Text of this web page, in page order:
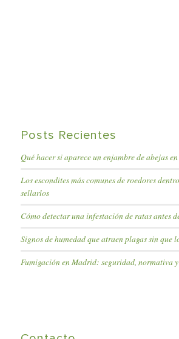
Posts Recientes
Qué hacer si aparece un enjambre de abejas
Los escondites más comunes de roedores
sellarlos
Cómo detectar una infestación de ratas antes
Signos de humedad que atraen plagas sin que
Fumigación en Madrid: seguridad, normativa